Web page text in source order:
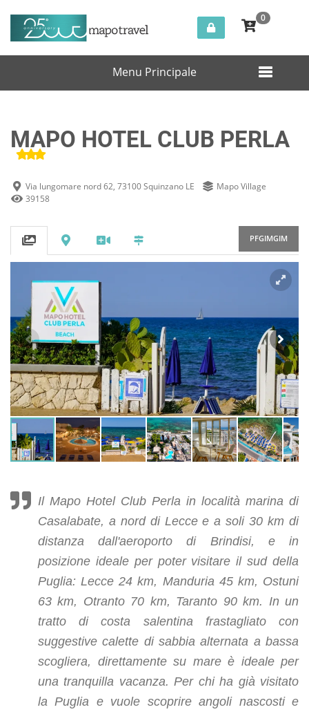
0
Menu Principale
MAPO HOTEL CLUB PERLA
MAPO HOTEL CLUB PERLA
Via lungomare nord 62, 73100 Squinzano LE
Mapo Village
39158
PFGIMGIM
Il Mapo Hotel Club Perla in località marina di
Casalabate, a nord di Lecce e a soli 30 km di
distanza dall'aeroporto di Brindisi, e in
posizione ideale per poter visitare il sud della
Puglia: Lecce 24 km, Manduria 45 km, Ostuni
63 km, Otranto 70 km, Taranto 90 km. In un
tratto di costa salentina frastagliato con
suggestive calette di sabbia alternata a bassa
scogliera, direttamente su mare è ideale per
una tranquilla vacanza. Per chi ha già visitato
la Puglia e vuole scoprire angoli nascosti e